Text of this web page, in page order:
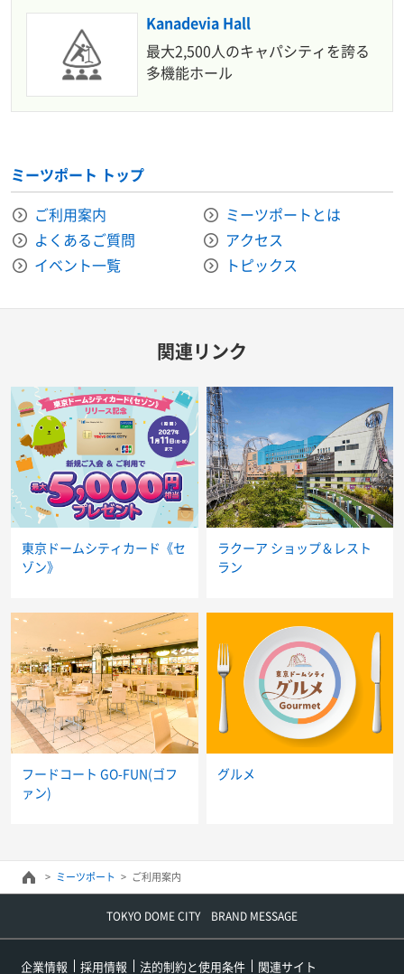
Kanadevia Hall
最大2,500人のキャパシティを誇る
多機能ホール
ミーツポート トップ
ご利用案内
ミーツポートとは
よくあるご質問
アクセス
イベント一覧
トピックス
関連リンク
東京ドームシティカード《セ
ゾン》
ラクーア ショップ＆レスト
ラン
フードコート GO-FUN(ゴフ
ァン)
グルメ
ミーツポート ご利用案内
TOKYO DOME CITY BRAND MESSAGE
企業情報 採用情報 法的制約と使用条件 関連サイト